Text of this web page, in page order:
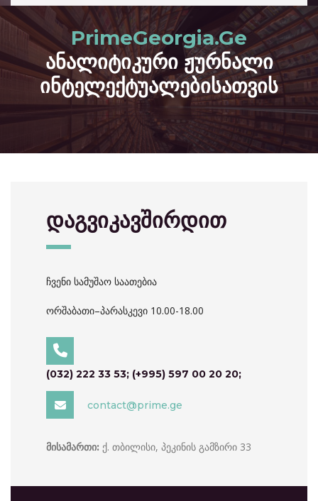
read more
PrimeGeorgia.Ge
ანალიტიკური ჟურნალი
ინტელექტუალებისათვის
დაგვიკავშირდით
ჩვენი სამუშაო საათებია
ორშაბათი–პარასკევი 10.00-18.00
(032) 222 33 53; (+995) 597 00 20 20;
contact@prime.ge
მისამართი: ქ. თბილისი, პეკინის გამზირი 33